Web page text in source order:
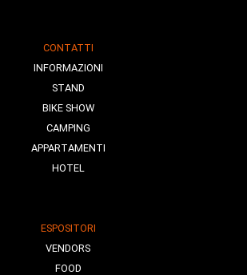
CONTATTI
INFORMAZIONI
STAND
BIKE SHOW
CAMPING
APPARTAMENTI
HOTEL
ESPOSITORI
VENDORS
FOOD